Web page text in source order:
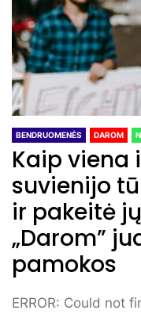
BENDRUOMENĖS DAROM
Kaip viena
suvienijo
ir pakeitė
„Darom”
pamokos
ERROR: Could not